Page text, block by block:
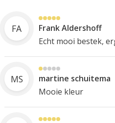
FA
Frank Aldershoff
Echt mooi bestek,
MS
martine schuitema
Mooie kleur